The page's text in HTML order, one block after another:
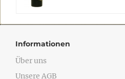
Informationen
Über uns
Unsere AGB